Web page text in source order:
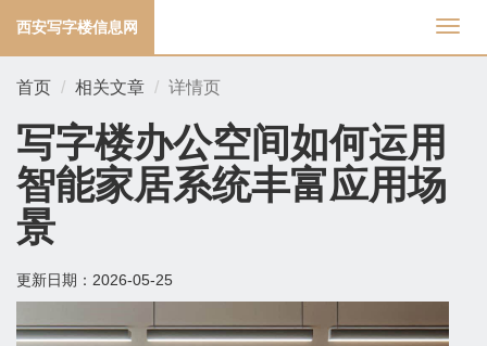
切
换
西安写字楼信息网
首页 相关文章 详情页
写字楼办公空间如何运用
智能家居系统丰富应用场
景
更新日期： 2026-05-25